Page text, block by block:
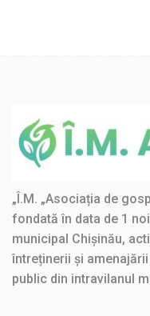
„Î.M. „Asociația de
fondată în data de 1
municipal Chișinău,
întreținerii și
public din intravilanul